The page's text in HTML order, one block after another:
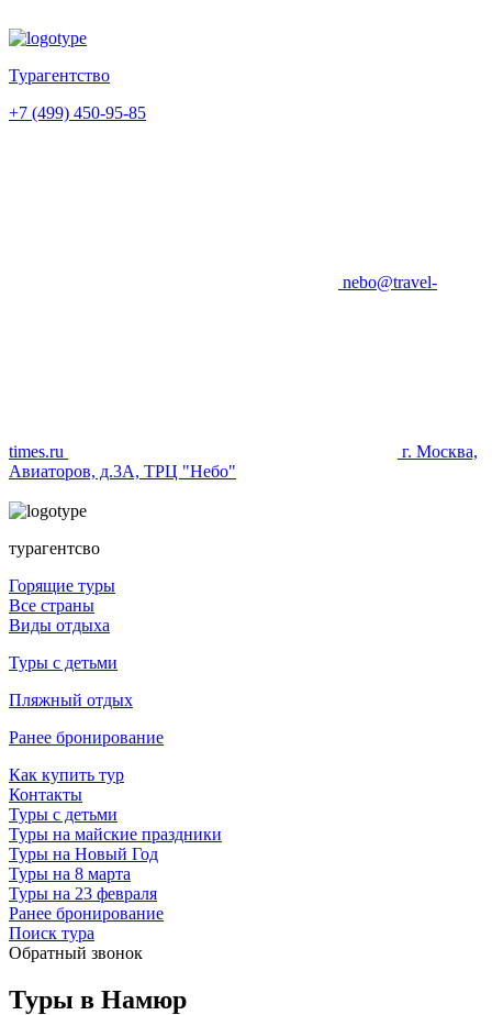
Турагентство
+7 (499) 450-95-85
nebo@travel-
times.ru
г. Москва,
Авиаторов, д.3А, ТРЦ "Небо"
турагентсво
Горящие туры
Все страны
Виды отдыха
Туры с детьми
Пляжный отдых
Ранее бронирование
Как купить тур
Контакты
Туры с детьми
Туры на майские праздники
Туры на Новый Год
Туры на 8 марта
Туры на 23 февраля
Ранее бронирование
Поиск тура
Обратный звонок
Туры в Намюр